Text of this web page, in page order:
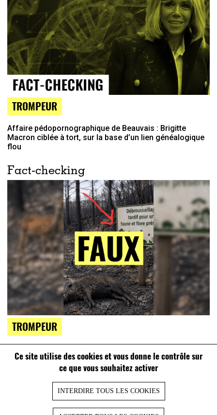
Ce site utilise des cookies et vous donne le contrôle sur
ce que vous souhaitez activer
INTERDIRE TOUS LES COOKIES
TROMPEUR
Affaire pédopornographique de Beauvais : Brigitte
Macron ciblée à tort, sur la base d’un lien généalogique
flou
Fact-checking
TROMPEUR
fauchage tardif favorise les incendies